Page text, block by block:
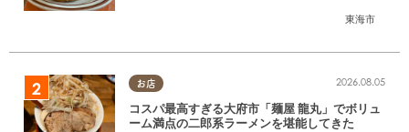
東海市
お店 2026.08.05
コスパ最高すぎる大府市「麺屋 龍丸」でボリュ
ーム満点の二郎系ラーメンを堪能してきた